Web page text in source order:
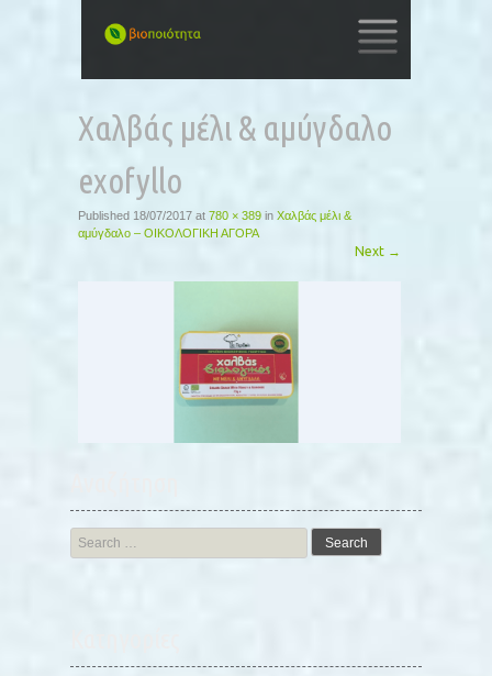
CONTENT
Χαλβάς μέλι & αμύγδαλο
exofyllo
Published 18/07/2017 at 780 × 389 in Χαλβάς μέλι &
αμύγδαλο – ΟΙΚΟΛΟΓΙΚΗ ΑΓΟΡΑ
Next →
Search
for: